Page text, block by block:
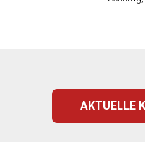
AKTUELLE